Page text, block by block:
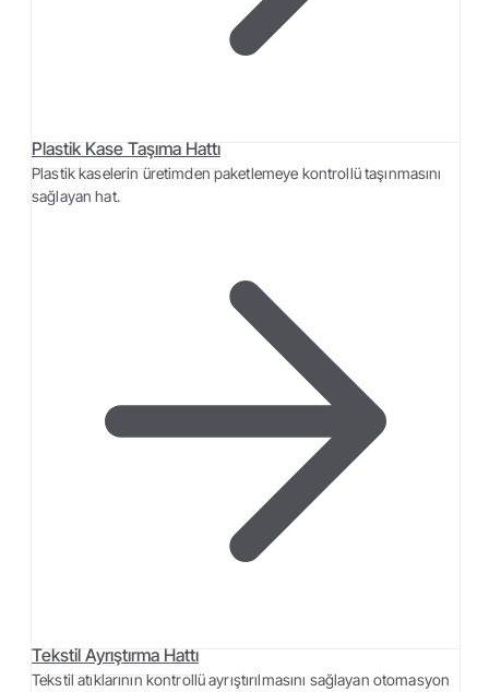
Plastik Kase Taşıma Hattı
Plastik kaselerin üretimden paketlemeye kontrollü taşınmasını
sağlayan hat.
Tekstil Ayrıştırma Hattı
Tekstil atıklarının kontrollü ayrıştırılmasını sağlayan otomasyon